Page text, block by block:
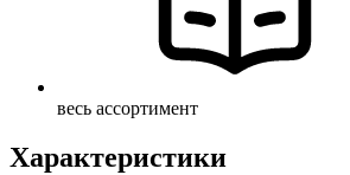
весь ассортимент
Характеристики